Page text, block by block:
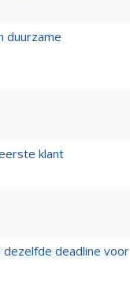
duurzame
klant
deadline voor